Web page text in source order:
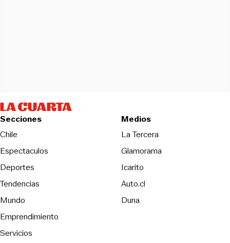
Secciones
Chile
Espectaculos
Deportes
Tendencias
Mundo
Emprendimiento
Servicios
Medios
La TerceraOpens in new
Glamorama
Icarito
Auto.cl
DunaOpens in new window